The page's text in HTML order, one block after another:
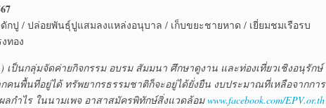
กปู / ปล่อยพันธุ์ปูแสมลงแหล่งอนุบาล / เก็บขยะชายหาด / เยี่ยมชมเรือรบ
ทอง
ป็นกลุ่มจัดค่ายกิจกรรม อบรม สัมมนา ศึกษาดูงาน และท่องเที่ยวเชิงอนุรักษ์
นพื้นที่อยู่ได้ ทรัพยากรธรรมชาติก็จะอยู่ได้ยั่งยืน งบประมาณที่เหลือจากการ
กำไร ในนามเพจ อาสาสมัครพิทักษ์สิ่งแวดล้อมwww.facebook.com/EPV.or.th